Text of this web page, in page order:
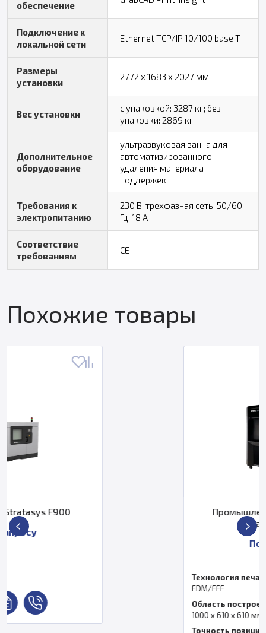
обеспечение
Подключение к
локальной сети
Ethernet TCP/IP 10/100 base T
Размеры
установки
2772 x 1683 x 2027 мм
Вес установки
с упаковкой: 3287 кг; без
упаковки: 2869 кг
Дополнительное
оборудование
ультразвуковая ванна для
автоматизированного
удаления материала
поддержек
Требования к
электропитанию
230 В, трехфазная сеть, 50/60
Гц, 18 А
Соответствие
требованиям
CE
Похожие товары
Промышленный 3D принтер
Точность позиционирования по оси XY